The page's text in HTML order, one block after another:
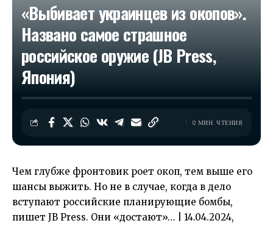
«Выбивает украинцев из окопов».
Названо самое страшное
российское оружие (JB Press,
Япония)
0 МИН. ЧТЕНИЯ
Чем глубже фронтовик роет окоп, тем выше его
шансы выжить. Но не в случае, когда в дело
вступают российские планирующие бомбы,
пишет JB Press. Они «достают»… | 14.04.2024,